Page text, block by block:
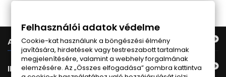
AJÁNLATUNK
INFORMÁCIÓ
Felhasználói adatok védelme
Cookie-kat használunk a böngészési élmény
javítására, hirdetések vagy testreszabott tartalmak
megjelenítésére, valamint a webhely forgalmának
elemzésére. Az „Összes elfogadása” gombra kattintva